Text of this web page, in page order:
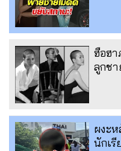
ฮือฮ
ลูกช
ผงะ
นักเ